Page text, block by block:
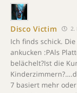
Disco Victim 2.
Ich finds schick.
ankucken :PAls
belächelt?Ist die
7 basiert mehr